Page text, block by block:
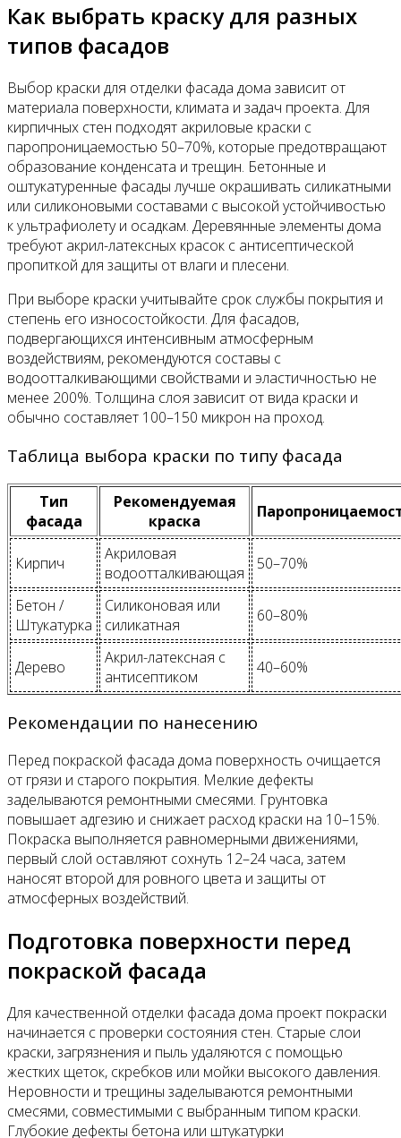
Как выбрать краску для разных
типов фасадов
Выбор краски для отделки фасада дома зависит от
материала поверхности, климата и задач проекта. Для
кирпичных стен подходят акриловые краски с
паропроницаемостью 50–70%, которые предотвращают
образование конденсата и трещин. Бетонные и
оштукатуренные фасады лучше окрашивать силикатными
или силиконовыми составами с высокой устойчивостью
к ультрафиолету и осадкам. Деревянные элементы дома
требуют акрил-латексных красок с антисептической
пропиткой для защиты от влаги и плесени.
При выборе краски учитывайте срок службы покрытия и
степень его износостойкости. Для фасадов,
подвергающихся интенсивным атмосферным
воздействиям, рекомендуются составы с
водоотталкивающими свойствами и эластичностью не
менее 200%. Толщина слоя зависит от вида краски и
обычно составляет 100–150 микрон на проход.
Таблица выбора краски по типу фасада
Тип
фасада
Рекомендуемая
краска
Кирпич
Акриловая
водоотталкивающая
50–70%
Бетон /
Штукатурка
Силиконовая или
силикатная
60–80%
Дерево
Акрил-латексная с
антисептиком
40–60%
Рекомендации по нанесению
Перед покраской фасада дома поверхность очищается
от грязи и старого покрытия. Мелкие дефекты
заделываются ремонтными смесями. Грунтовка
повышает адгезию и снижает расход краски на 10–15%.
Покраска выполняется равномерными движениями,
первый слой оставляют сохнуть 12–24 часа, затем
наносят второй для ровного цвета и защиты от
атмосферных воздействий.
Подготовка поверхности перед
покраской фасада
Для качественной отделки фасада дома проект покраски
начинается с проверки состояния стен. Старые слои
краски, загрязнения и пыль удаляются с помощью
жестких щеток, скребков или мойки высокого давления.
Неровности и трещины заделываются ремонтными
смесями, совместимыми с выбранным типом краски.
Глубокие дефекты бетона или штукатурки